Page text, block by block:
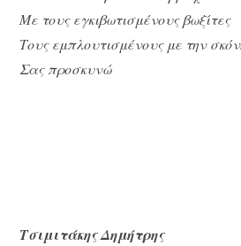
Με τους εγκιβωτισμένους βωξίτες
Τους εμπλουτισμένους με την
Σας προσκυνώ
Τσιμιτάκης Δημήτρης